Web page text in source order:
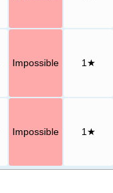
Impossible 1★
Impossible 1★